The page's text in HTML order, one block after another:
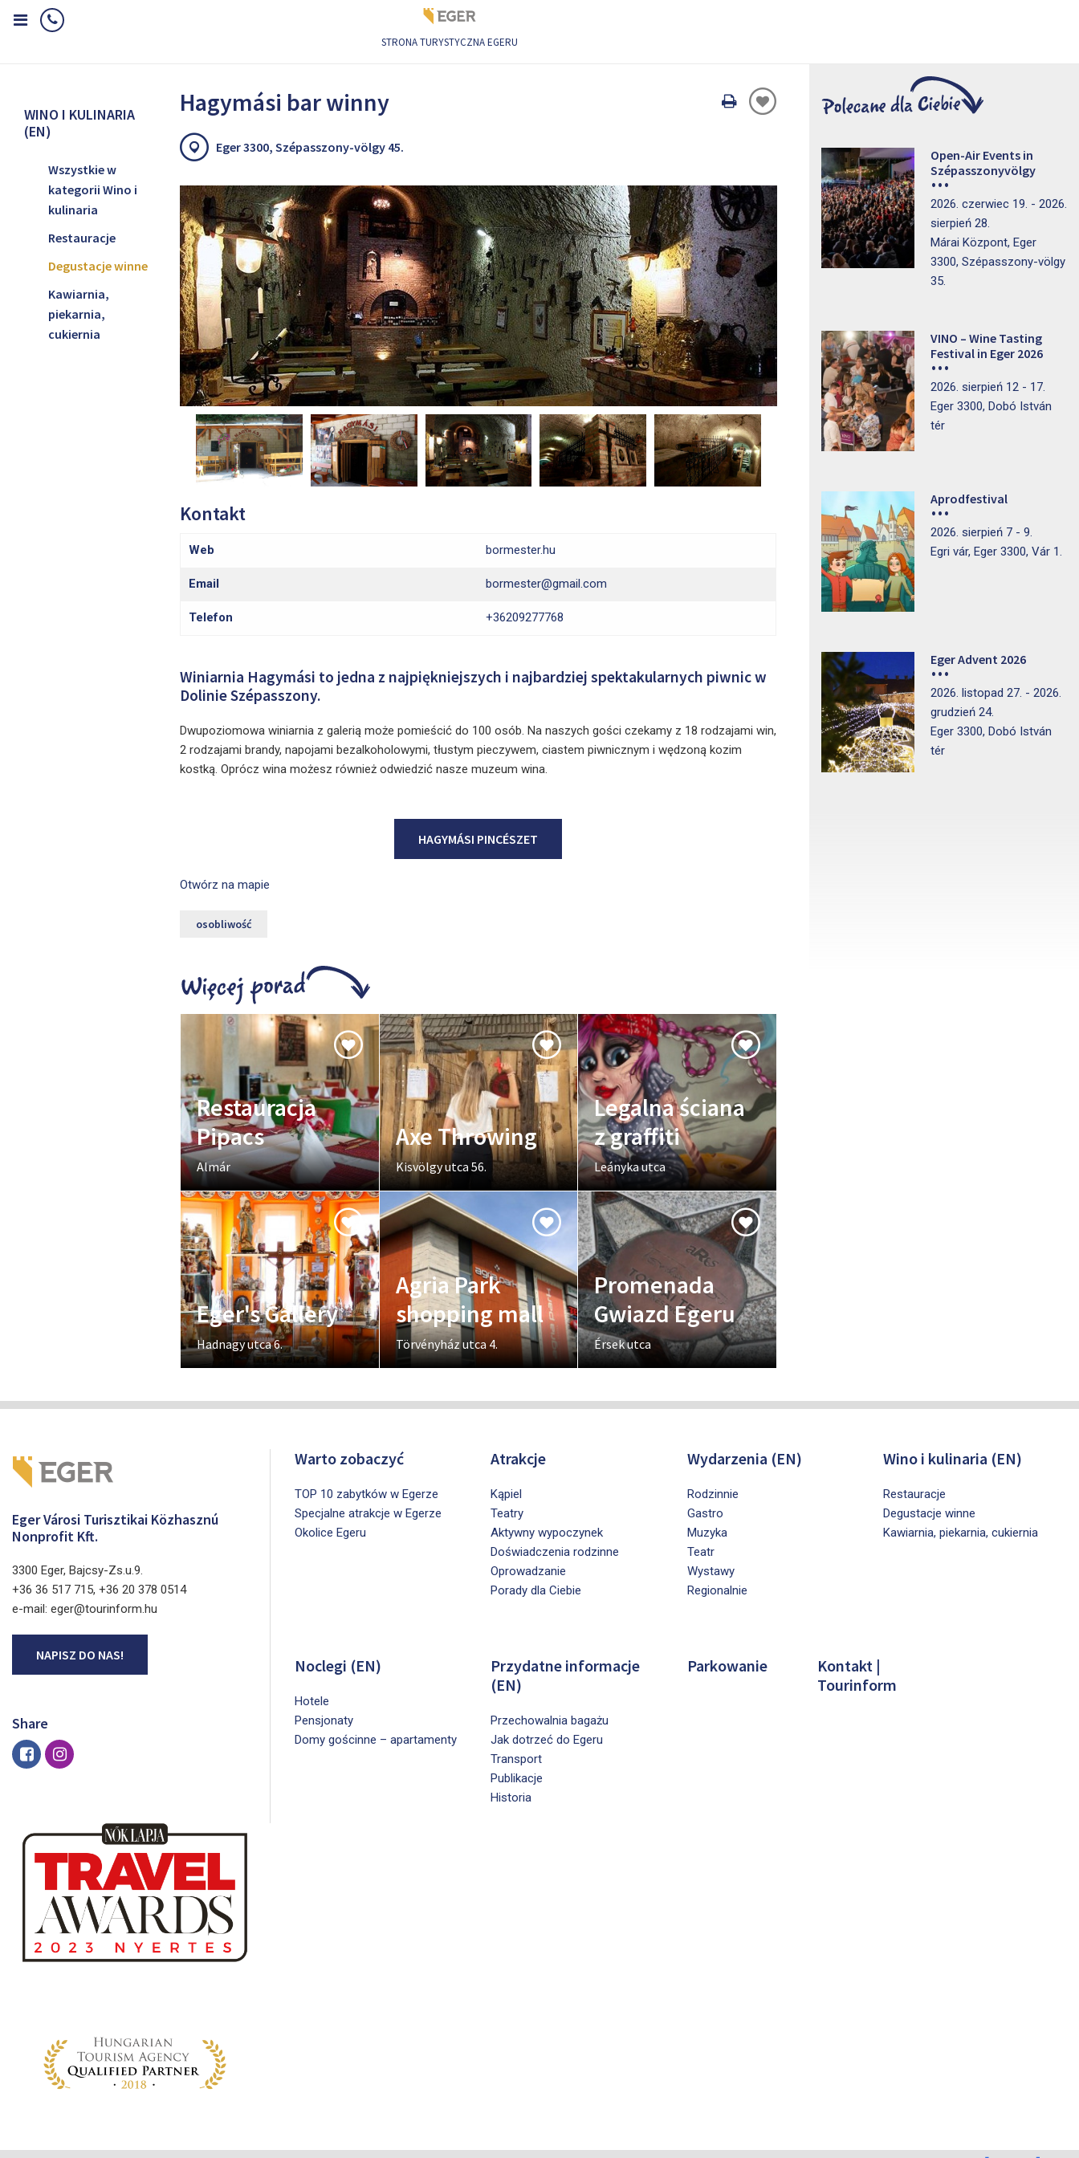
STRONA TURYSTYCZNA EGERU
WINO I KULINARIA
(EN)
Wszystkie w
kategorii Wino i
kulinaria
Restauracje
Degustacje winne
Kawiarnia,
piekarnia,
cukiernia
Hagymási bar winny
Oldal
Eger 3300, Szépasszony-völgy 45.
Kontakt
Web bormester.hu
Email bormester@gmail.com
Telefon +36209277768
Winiarnia Hagymási to jedna z najpiękniejszych i najbardziej spektakularnych piwnic w
Dolinie Szépasszony.
Dwupoziomowa winiarnia z galerią może pomieścić do 100 osób. Na naszych gości czekamy z 18 rodzajami win,
2 rodzajami brandy, napojami bezalkoholowymi, tłustym pieczywem, ciastem piwnicznym i wędzoną kozim
kostką. Oprócz wina możesz również odwiedzić nasze muzeum wina.
HAGYMÁSI PINCÉSZET
Otwórz na mapie
osobliwość
Restauracja
Pipacs
Almár
Axe Throwing
Kisvölgy utca 56.
Legalna ściana
z graffiti
Leányka utca
Eger's Gallery
Hadnagy utca 6.
Agria Park
shopping mall
Törvényház utca 4.
Promenada
Gwiazd Egeru
Érsek utca
Open-Air Events in
Szépasszonyvölgy
2026. czerwiec 19. - 2026.
sierpień 28.
Márai Központ, Eger
3300, Szépasszony-völgy
35.
VINO – Wine Tasting
Festival in Eger 2026
2026. sierpień 12 - 17.
Eger 3300, Dobó István
tér
Aprodfestival
2026. sierpień 7 - 9.
Egri vár, Eger 3300, Vár 1.
Eger Advent 2026
2026. listopad 27. - 2026.
grudzień 24.
Eger 3300, Dobó István
tér
Eger Városi Turisztikai Közhasznú
Nonprofit Kft.
3300 Eger, Bajcsy-Zs.u.9.
+36 36 517 715, +36 20 378 0514
e-mail: eger@tourinform.hu
NAPISZ DO NAS!
Share
Warto zobaczyć
TOP 10 zabytków w Egerze
Specjalne atrakcje w Egerze
Okolice Egeru
Atrakcje
Kąpiel
Teatry
Aktywny wypoczynek
Doświadczenia rodzinne
Oprowadzanie
Porady dla Ciebie
Wydarzenia (EN)
Rodzinnie
Gastro
Muzyka
Teatr
Wystawy
Regionalnie
Wino i kulinaria (EN)
Restauracje
Degustacje winne
Kawiarnia, piekarnia, cukiernia
Noclegi (EN)
Hotele
Pensjonaty
Domy gościnne – apartamenty
Przydatne informacje
(EN)
Przechowalnia bagażu
Jak dotrzeć do Egeru
Transport
Publikacje
Historia
Parkowanie
Kontakt |
Tourinform